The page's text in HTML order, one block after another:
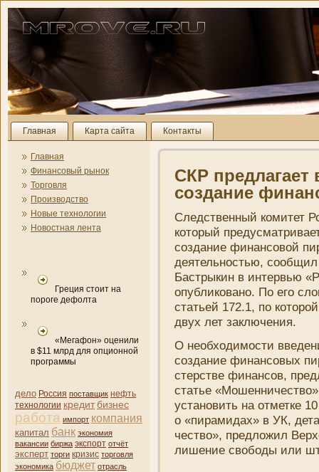
Главная Карта сайта Контакты
Главная
Финансовый рынок
Торговля
Производство
Новые технологии
Новостная лента
Греция стоит на
пороге дефолта
«Мегафон» оценили
в $11 млрд для опционной
программы
дело Россия поставщик нефть
технологии кредит бизнес
работа импорт компани­я
капитал банк экономия
вакансии биржа экспорт отчёт
эксперт торги кризис торговля
экономика бюджет отрасль
СКР предлагает
создани­е
Следственный комитет
который
создани­е финансовой
деятельностью,
Бастрыкин в интервью
опубликовано. По его
статьей 172.1, по
двух лет заключени­я.
О необходимости
создани­е финансовых
стерстве финансов,
статье
установить на отметке
о «пирамидах» в УК,
чество», предложил
лишени­е свободы или